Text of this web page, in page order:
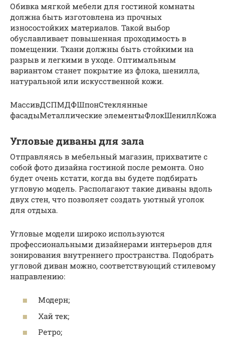
Обивка мягкой мебели для гостиной комнаты
должна быть изготовлена из прочных
износостойких материалов. Такой выбор
обуславливает повышенная проходимость в
помещении. Ткани должны быть стойкими на
разрыв и легкими в уходе. Оптимальным
вариантом станет покрытие из флока, шенилла,
натуральной или искусственной кожи.
МассивДСПМДФШпонСтеклянные
фасадыМеталлические элементыФлокШениллКожа
Угловые диваны для зала
Отправляясь в мебельный магазин, прихватите с
собой фото дизайна гостиной после ремонта. Оно
будет очень кстати, когда вы будете подбирать
угловую модель. Располагают такие диваны вдоль
двух стен, что позволяет создать уютный уголок
для отдыха.
Угловые модели широко используются
профессиональными дизайнерами интерьеров для
зонирования внутреннего пространства. Подобрать
угловой диван можно, соответствующий стилевому
направлению:
Модерн;
Хай тек;
Ретро;